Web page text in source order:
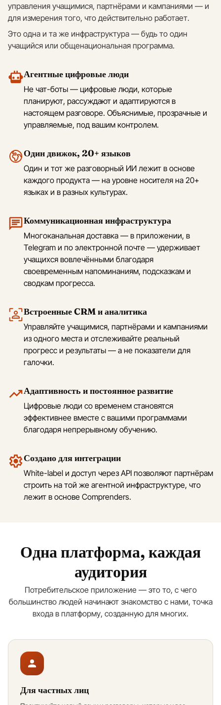
управления учащимися, партнёрами и кампаниями — и
для измерения того, что действительно работает.
Это одна и та же инфраструктура — будь то один
учащийся или общенациональная программа.
Агентные цифровые люди
Не чат-боты — цифровые люди, которые
планируют, рассуждают и адаптируются в
настоящем разговоре. Объяснимые, прозрачные и
управляемые, под вашим контролем.
Один движок, 20+ языков
Один и тот же разговорный ИИ лежит в основе
каждого продукта — на уровне носителя на 20+
языках и в разных культурах.
Коммуникационная инфраструктура
Многоканальная доставка — в приложении, в
Telegram и по электронной почте — удерживает
учащихся вовлечёнными благодаря
своевременным напоминаниям, подсказкам и
сводкам прогресса.
Встроенные CRM и аналитика
Управляйте учащимися, партнёрами и кампаниями
из одного места и отслеживайте реальный
прогресс и результаты — а не показатели для
галочки.
Адаптивность и постоянное развитие
Цифровые люди со временем становятся
эффективнее вместе с вашими программами
благодаря непрерывному обучению.
Создано для интеграции
White-label и доступ через API позволяют партнёрам
строить на той же агентной инфраструктуре, что
лежит в основе Comprenders.
Одна платформа, каждая
аудитория
Потребительское приложение — это то, с чего
большинство людей начинают знакомство с нами, точка
входа в платформу, созданную для многих.
Для частных лиц